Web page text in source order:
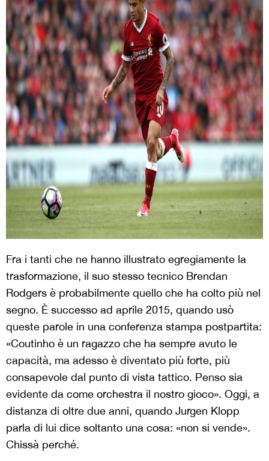
Fra i tanti che ne hanno illustrato egregiamente la
trasformazione, il suo stesso tecnico Brendan
Rodgers è probabilmente quello che ha colto più nel
segno. È successo ad aprile 2015, quando usò
queste parole in una conferenza stampa postpartita:
«Coutinho è un ragazzo che ha sempre avuto le
capacità, ma adesso è diventato più forte, più
consapevole dal punto di vista tattico. Penso sia
evidente da come orchestra il nostro gioco». Oggi, a
distanza di oltre due anni, quando Jurgen Klopp
parla di lui dice soltanto una cosa: «non si vende».
Chissà perché.